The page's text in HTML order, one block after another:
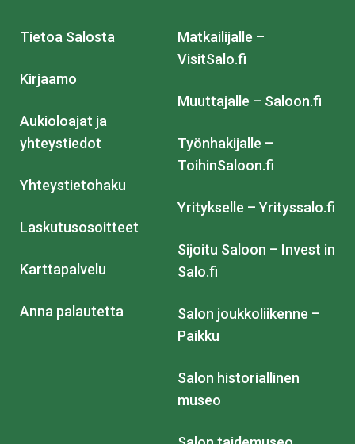
Tietoa Salosta
Kirjaamo
Aukioloajat ja
yhteystiedot
Yhteystietohaku
Laskutusosoitteet
Karttapalvelu
Anna palautetta
Matkailijalle –
VisitSalo.fi
Muuttajalle – Saloon.fi
Työnhakijalle –
ToihinSaloon.fi
Yritykselle – Yrityssalo.fi
Sijoitu Saloon – Invest in
Salo.fi
Salon joukkoliikenne –
Paikku
Salon historiallinen
museo